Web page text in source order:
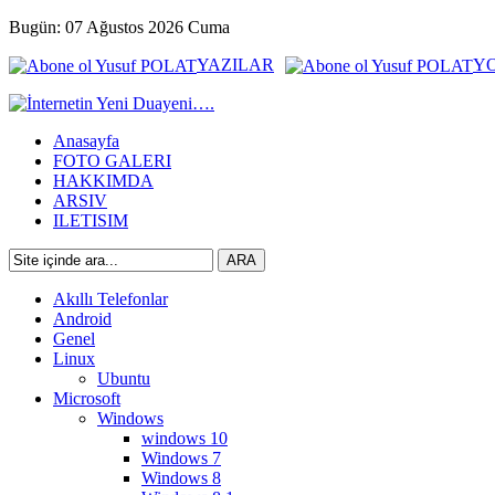
Bugün: 07 Ağustos 2026 Cuma
YAZILAR
Anasayfa
FOTO GALERI
HAKKIMDA
ARSIV
ILETISIM
Akıllı Telefonlar
Android
Genel
Linux
Ubuntu
Microsoft
Windows
windows 10
Windows 7
Windows 8